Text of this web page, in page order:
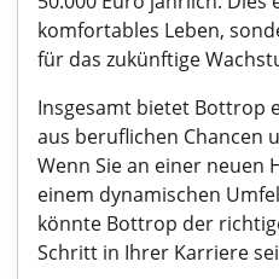
komfortables Leben,
für das zukünftige
Insgesamt bietet Bottrop
aus beruflichen Chancen
Wenn Sie an einer neuen
einem dynamischen
könnte Bottrop der
Schritt in Ihrer Karriere